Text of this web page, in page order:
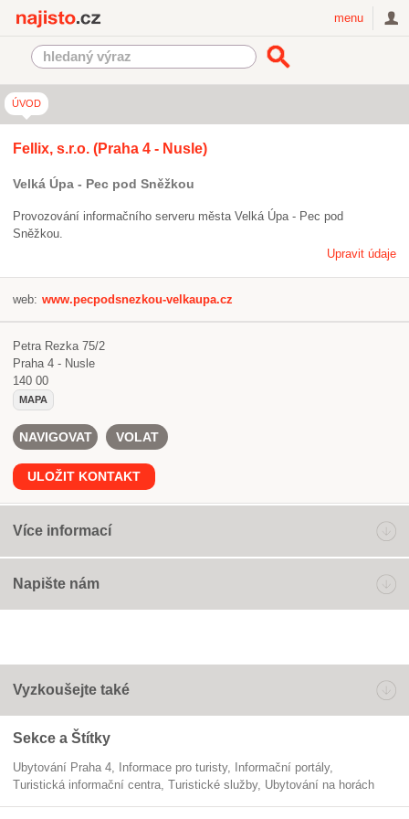
menu
ÚVOD
Fellix, s.r.o. (Praha 4 - Nusle)
Velká Úpa - Pec pod Sněžkou
Provozování informačního serveru města Velká Úpa - Pec pod
Sněžkou.
Upravit údaje
web: www.pecpodsnezkou-velkaupa.cz
Petra Rezka 75/2
Praha 4 - Nusle
140 00
MAPA
NAVIGOVAT VOLAT
ULOŽIT KONTAKT
Více informací
Napište nám
Vyzkoušejte také
Sekce a Štítky
Ubytování Praha 4 informace pro turisty
informační portály
Turistická informační centra
turistické služby ubytování na horách